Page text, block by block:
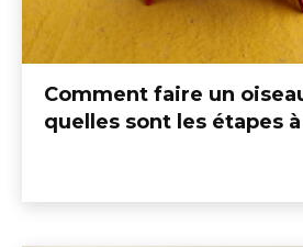
Comment faire un
quelles sont les étapes